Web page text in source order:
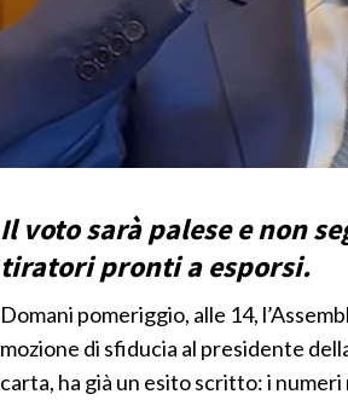
Il voto sarà palese e non
tiratori pronti a esporsi.
Domani pomeriggio, alle 14,
mozione di sfiducia al presidente
carta, ha già un esito scritto: i